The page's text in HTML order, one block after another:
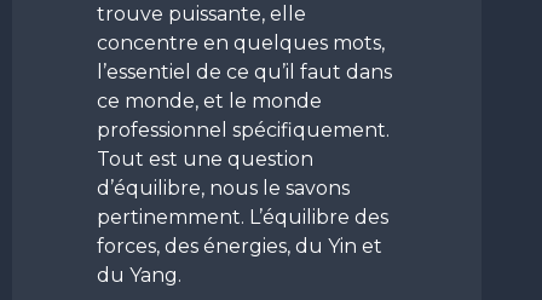
trouve puissante, elle
concentre en quelques mots,
l’essentiel de ce qu’il faut dans
ce monde, et le monde
professionnel spécifiquement.
Tout est une question
d’équilibre, nous le savons
pertinemment. L’équilibre des
forces, des énergies, du Yin et
du Yang.